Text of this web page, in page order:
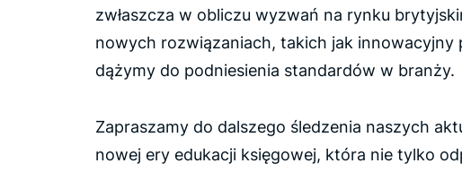
zwłaszcza w obliczu wyzwań na rynku
nowych rozwiązaniach, takich jak innowacyjny
dążymy do podniesienia standardów w branży.
Zapraszamy do dalszego śledzenia naszych
nowej ery edukacji księgowej, która nie tylko